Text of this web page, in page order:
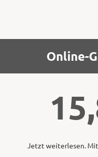
Online-
Jetzt weiterlesen.